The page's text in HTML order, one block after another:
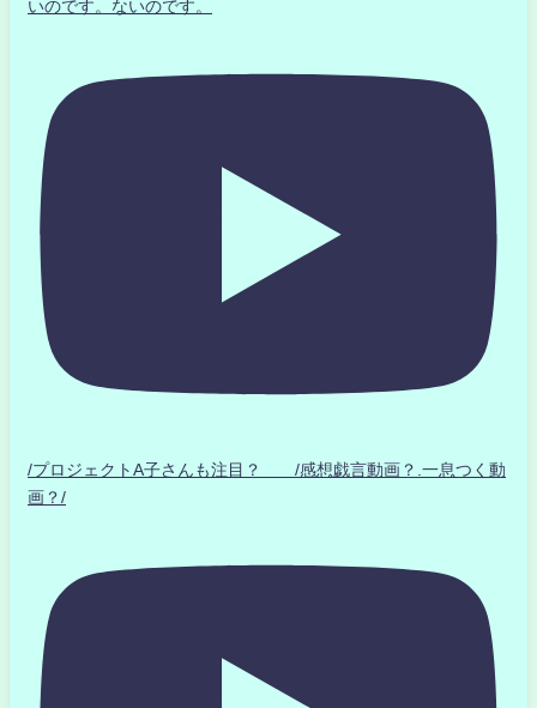
いのです。ないのです。
/プロジェクトA子さんも注目？ /感想戯言動画？.一息つく動
画？/